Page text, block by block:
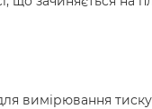
вимірювання